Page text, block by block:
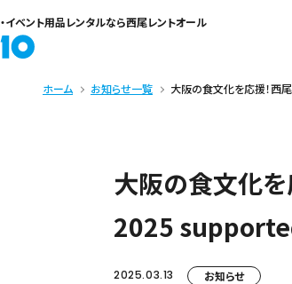
イベント用品レンタルなら西尾レントオール
ホーム お知らせ一覧 大阪の食文化を応援！西
大阪の食文化を
2025
2025.03.13 お知らせ